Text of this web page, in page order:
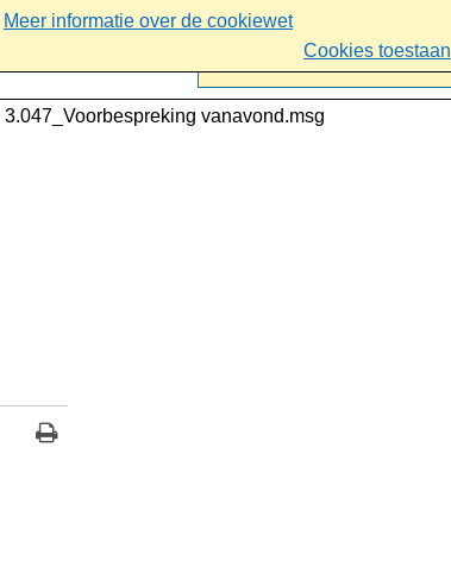
Meer informatie over de cookiewet
Cookies toestaan
3.047_Voorbespreking vanavond.msg